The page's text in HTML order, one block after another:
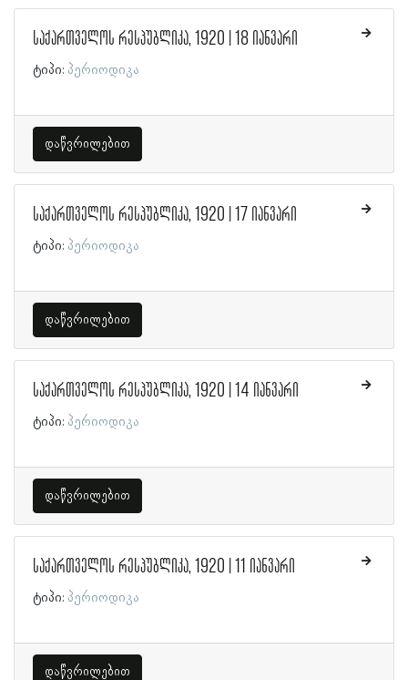
საქართველოს რესპუბლიკა, 1920 | 18 იანვარი
ტიპი: პერიოდიკა
დაწვრილებით
საქართველოს რესპუბლიკა, 1920 | 17 იანვარი
ტიპი: პერიოდიკა
დაწვრილებით
საქართველოს რესპუბლიკა, 1920 | 14 იანვარი
ტიპი: პერიოდიკა
დაწვრილებით
საქართველოს რესპუბლიკა, 1920 | 11 იანვარი
ტიპი: პერიოდიკა
დაწვრილებით